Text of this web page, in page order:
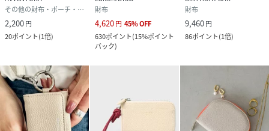
その他の財布・ポーチ・ケース
2,200円
20ポイント(1倍)
財布
4,620円 45%OFF
630ポイント(15%ポイント
バック)
財布
9,460円
86ポイント(1倍)